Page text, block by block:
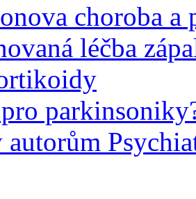
choroba a
léčba
autorům